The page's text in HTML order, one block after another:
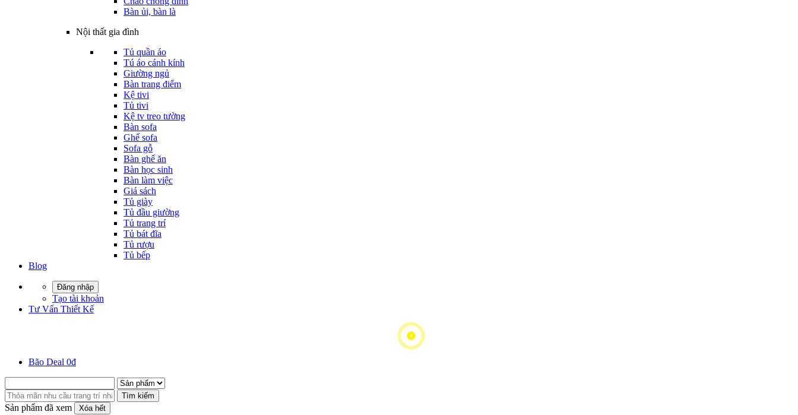
Bàn ủi, bàn là
Nội thất gia đình
Tủ quần áo
Tú áo cánh kính
Giường ngủ
Bàn trang điểm
Kệ tivi
Tủ tivi
Kệ tv treo tường
Bàn sofa
Ghế sofa
Sofa gỗ
Bàn ghế ăn
Bàn học sinh
Bàn làm việc
Giá sách
Tủ giày
Tủ đầu giường
Tủ trang trí
Tủ bát đĩa
Tủ rượu
Tủ bếp
Blog
Đăng nhập
Tạo tài khoản
Tư Vấn Thiết Kế
Bão Deal 0đ
Tìm kiếm
Sản phẩm đã xem Xóa hết